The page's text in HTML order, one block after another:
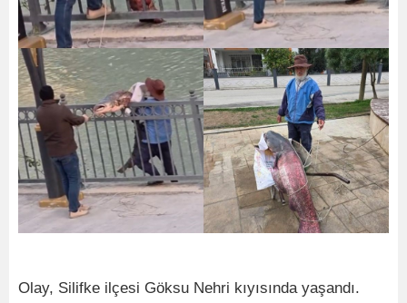
Olay, Silifke ilçesi Göksu Nehri kıyısında yaşandı.